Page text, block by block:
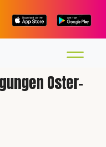
Oster-